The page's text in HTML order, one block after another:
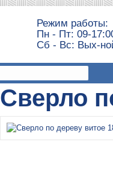
Режим работы:
Пн - Пт: 09-
Сб - Вс: Вых-
Сверло